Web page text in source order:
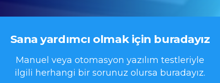
Sana yardımcı olmak için buradayız
Manuel veya otomasyon yazılım testleriyle
ilgili herhangi bir sorunuz olursa buradayız.